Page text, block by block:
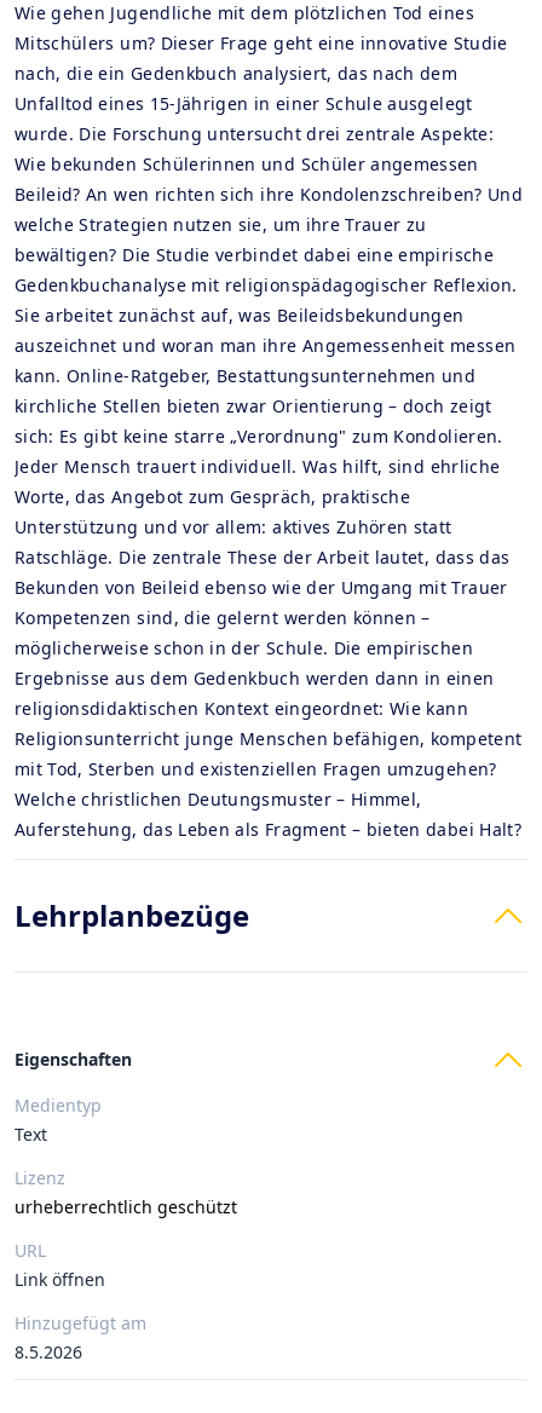
Wie gehen Jugendliche mit dem plötzlichen Tod eines
Mitschülers um? Dieser Frage geht eine innovative Studie
nach, die ein Gedenkbuch analysiert, das nach dem
Unfalltod eines 15-Jährigen in einer Schule ausgelegt
wurde. Die Forschung untersucht drei zentrale Aspekte:
Wie bekunden Schülerinnen und Schüler angemessen
Beileid? An wen richten sich ihre Kondolenzschreiben? Und
welche Strategien nutzen sie, um ihre Trauer zu
bewältigen? Die Studie verbindet dabei eine empirische
Gedenkbuchanalyse mit religionspädagogischer Reflexion.
Sie arbeitet zunächst auf, was Beileidsbekundungen
auszeichnet und woran man ihre Angemessenheit messen
kann. Online-Ratgeber, Bestattungsunternehmen und
kirchliche Stellen bieten zwar Orientierung – doch zeigt
sich: Es gibt keine starre „Verordnung" zum Kondolieren.
Jeder Mensch trauert individuell. Was hilft, sind ehrliche
Worte, das Angebot zum Gespräch, praktische
Unterstützung und vor allem: aktives Zuhören statt
Ratschläge. Die zentrale These der Arbeit lautet, dass das
Bekunden von Beileid ebenso wie der Umgang mit Trauer
Kompetenzen sind, die gelernt werden können –
möglicherweise schon in der Schule. Die empirischen
Ergebnisse aus dem Gedenkbuch werden dann in einen
religionsdidaktischen Kontext eingeordnet: Wie kann
Religionsunterricht junge Menschen befähigen, kompetent
mit Tod, Sterben und existenziellen Fragen umzugehen?
Welche christlichen Deutungsmuster – Himmel,
Auferstehung, das Leben als Fragment – bieten dabei Halt?
Lehrplanbezüge
Eigenschaften
Medientyp
Text
Lizenz
urheberrechtlich geschützt
URL
Link öffnen
Hinzugefügt am
8.5.2026